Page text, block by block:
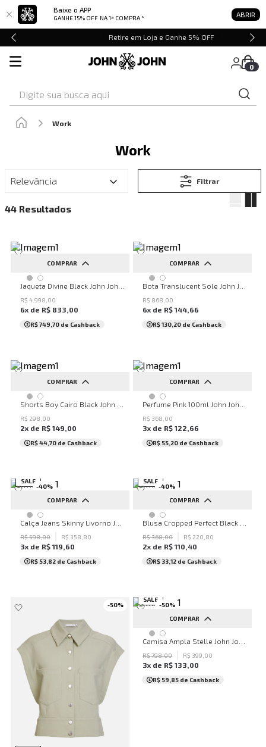
Baixe o APP
GANHE 15% OFF NA 1ª COMPRA * ABRIR
Retire em Loja e Ganhe 5% OFF
0
Work
Work
Relevância Filtrar
44
COMPRAR
PP P M G GG
R$ 4 998 00
6x de R$ 833,00
R$ 749,70 de Cashback
COMPRAR
34 35 36 37
38
R$ 868 00
6x de R$ 144,66
R$ 130,20 de Cashback
COMPRAR
32 34 36 38
40
42
...
R$ 298 00
2x de R$ 149,00
R$ 44,70 de Cashback
COMPRAR
UN
R$ 368 00
3x de R$ 122,66
R$ 55,20 de Cashback
SALE
-40%
COMPRAR
32 34 36 38
40
42
46 48
...
R$598,00 R$ 358 80
3x de R$ 119,60
R$ 53,82 de Cashback
SALE
-40%
COMPRAR
PP P M G GG
R$368,00 R$ 220 80
2x de R$ 110,40
R$ 33,12 de Cashback
-50%
SALE
-50%
COMPRAR
PP P M G
R$798,00 R$ 399 00
3x de R$ 133,00
R$ 59,85 de Cashback